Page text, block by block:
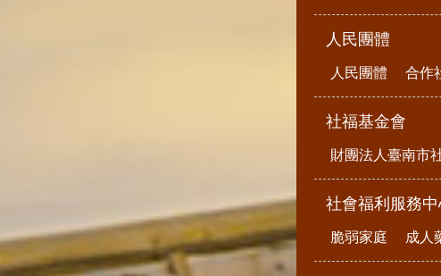
人民團體
人民團體 合作
社福基金會
財團法人臺南市
社會福利服務
脆弱家庭 成人